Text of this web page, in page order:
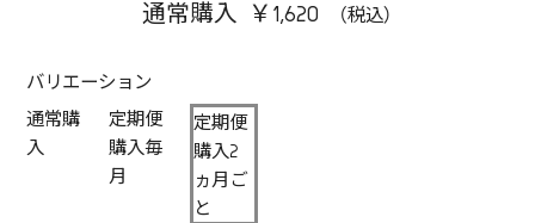
通常購入 ￥1,620
バリエーション
通常購
入
定期便
購入毎
月
定期便
購入2
ヵ月ご
と